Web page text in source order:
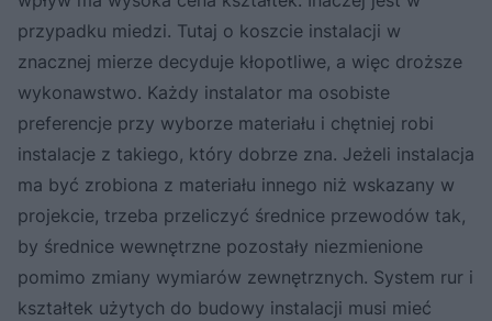
przypadku miedzi. Tutaj o koszcie instalacji w
znacznej mierze decyduje kłopotliwe, a więc droższe
wykonawstwo. Każdy instalator ma osobiste
preferencje przy wyborze materiału i chętniej robi
instalacje z takiego, który dobrze zna. Jeżeli instalacja
ma być zrobiona z materiału innego niż wskazany w
projekcie, trzeba przeliczyć średnice przewodów tak,
by średnice wewnętrzne pozostały niezmienione
pomimo zmiany wymiarów zewnętrznych. System rur i
kształtek użytych do budowy instalacji musi mieć